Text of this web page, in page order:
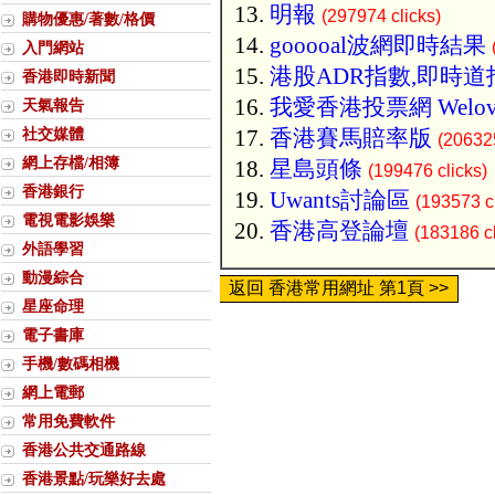
購物優惠/著數/格價
入門網站
香港即時新聞
天氣報告
社交媒體
網上存檔/相簿
香港銀行
電視電影娛樂
外語學習
動漫綜合
星座命理
電子書庫
手機/數碼相機
網上電郵
常用免費軟件
香港公共交通路線
香港景點/玩樂好去處
明報 (297974 clicks)
gooooal波網即時結果
港股ADR指數,即時道
我愛香港投票網
香港賽馬賠率版
星島頭條 (199476 clicks)
Uwants討論區 (193573
香港高登論壇 (183186
返回 香港常用網址 第1頁 >>